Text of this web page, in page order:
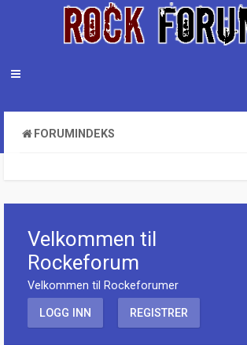
FORUMINDEKS
Velkommen til
Rockeforum
Velkommen til Rockeforumer
LOGG INN REGISTRER